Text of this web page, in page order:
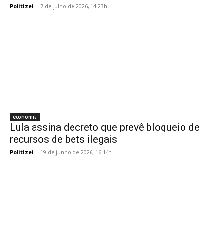
Politizei - 7 de julho de 2026, 14:23h
economia
Lula assina decreto que prevê bloqueio de
recursos de bets ilegais
Politizei - 19 de junho de 2026, 16:14h